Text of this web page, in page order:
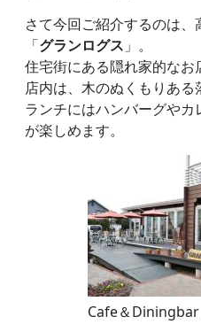
さて今回ご紹介するのは
「グランログス」。
住宅街にある隠れ家的なお
店内は、木のぬくもりある
ランチにはハンバーグや
が楽しめます。
Cafe＆Diningbar